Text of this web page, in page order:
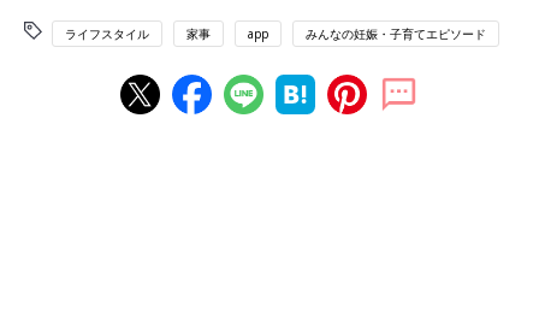
ライフスタイル 家事 app みんなの妊娠・子育てエピソード